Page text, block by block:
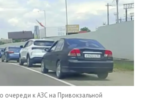
очереди к АЗС на Привокзальной